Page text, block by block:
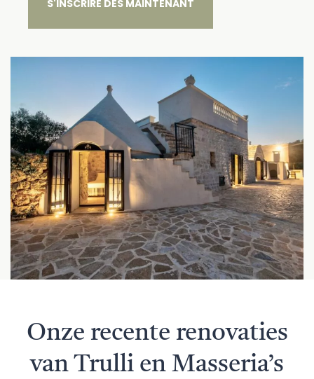
S'INSCRIRE DÈS MAINTENANT
Onze recente renovaties
van Trulli en Masseria’s